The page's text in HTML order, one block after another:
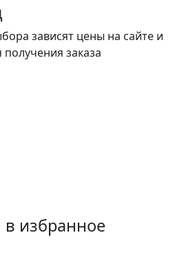
зависят цены на сайте и
получения заказа
в избранное